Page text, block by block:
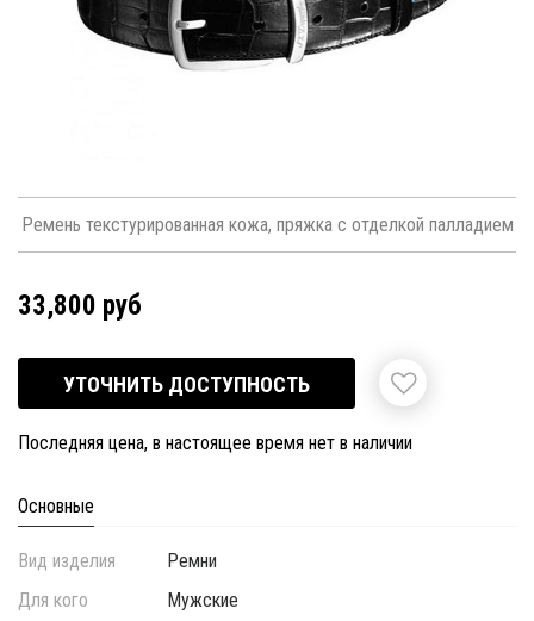
Ремень текстурированная кожа, пряжка с отделкой палладием
33,800 руб
УТОЧНИТЬ ДОСТУПНОСТЬ
Последняя цена, в настоящее время нет в наличии
Основные
Вид изделия
Ремни
Для кого
Мужские